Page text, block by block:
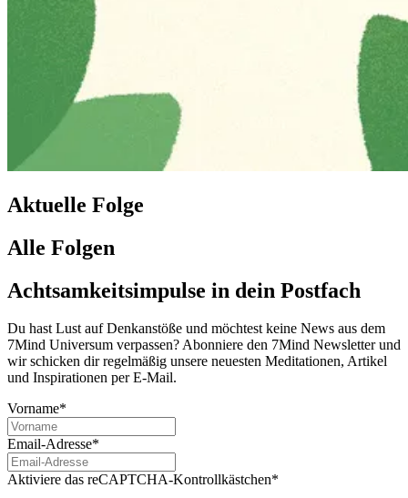
Aktuelle Folge
Alle Folgen
Achtsamkeitsimpulse in dein Postfach
Du hast Lust auf Denkanstöße und möchtest keine News aus dem
7Mind Universum verpassen? Abon­niere den 7Mind News­let­ter und
wir schicken dir regelmäßig unsere neuesten Meditationen, Artikel
und Inspirationen per E-Mail.
Vorname*
Email-Adresse*
Aktiviere das reCAPTCHA-Kontrollkästchen*